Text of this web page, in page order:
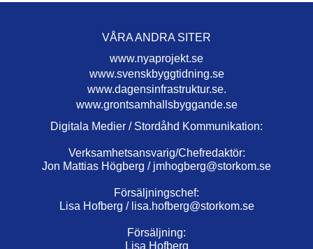
VÅRA ANDRA SITER
www.nyaprojekt.se
www.svenskbyggtidning.se
www.dagensinfrastruktur.se.
www.grontsamhallsbyggande.se
Digitala Medier / Stordåhd Kommunikation:
Verksamhetsansvarig/Chefredaktör:
Jon Mattias Högberg / jmhogberg@storkom.se
Försäljningschef:
Lisa Hofberg / lisa.hofberg@storkom.se
Försäljning:
Lisa Hofberg